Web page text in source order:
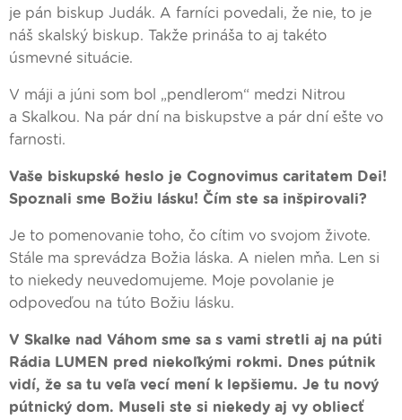
je pán biskup Judák. A farníci povedali, že nie, to je
náš skalský biskup. Takže prináša to aj takéto
úsmevné situácie.
V máji a júni som bol „pendlerom“ medzi Nitrou
a Skalkou. Na pár dní na biskupstve a pár dní ešte vo
farnosti.
Vaše biskupské heslo je Cognovimus caritatem Dei!
Spoznali sme Božiu lásku​! Čím ste sa inšpirovali?
Je to pomenovanie toho, čo cítim vo svojom živote.
Stále ma sprevádza Božia láska. A nielen mňa. Len si
to niekedy neuvedomujeme. Moje povolanie je
odpoveďou na túto Božiu lásku.
V Skalke nad Váhom sme sa s vami stretli aj na púti
Rádia LUMEN pred niekoľkými rokmi. Dnes pútnik
vidí, že sa tu veľa vecí mení k lepšiemu. Je tu nový
pútnický dom. Museli ste si niekedy aj vy obliecť